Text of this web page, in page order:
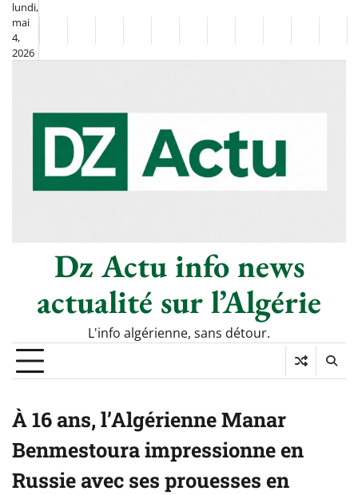
Skip
content
lundi,
mai
4,
2026
FlashSportclasséDiasporaChronique
–
Le
Thé
CultureMondeSociétéÉconomie
Tech
Dz Actu info news
actualité sur l’Algérie
L'info algérienne, sans détour.
À 16 ans, l’Algérienne Manar
Benmestoura impressionne en
Russie avec ses prouesses en